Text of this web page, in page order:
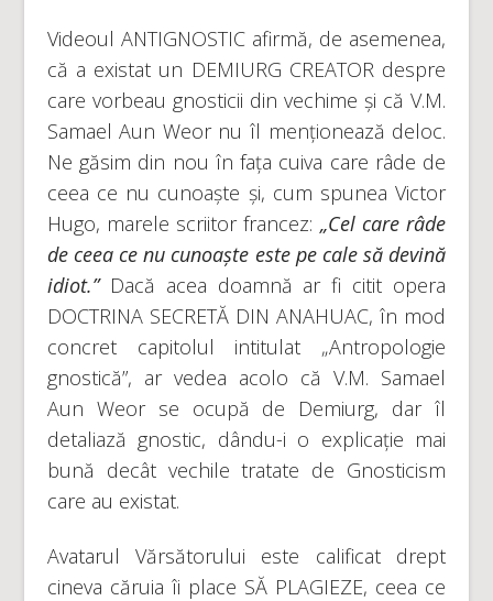
Videoul ANTIGNOSTIC afirmă, de asemenea,
că a existat un DEMIURG CREATOR despre
care vorbeau gnosticii din vechime și că V.M.
Samael Aun Weor nu îl menționează deloc.
Ne găsim din nou în fața cuiva care râde de
ceea ce nu cunoaște și, cum spunea Victor
Hugo, marele scriitor francez: „Cel care râde
de ceea ce nu cunoaște este pe cale să devină
idiot.”Dacă acea doamnă ar fi citit opera
DOCTRINA SECRETĂ DIN ANAHUAC, în mod
concret capitolul intitulat „Antropologie
gnostică”, ar vedea acolo că V.M. Samael
Aun Weor se ocupă de Demiurg, dar îl
detaliază gnostic, dându-i o explicație mai
bună decât vechile tratate de Gnosticism
care au existat.
Avatarul Vărsătorului este calificat drept
cineva căruia îi place SĂ PLAGIEZE, ceea ce